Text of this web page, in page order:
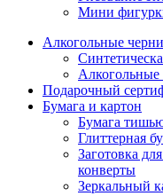
Мини
Алкогольные
Подарочный
Бумага и картон
Бумага
Глиттерная
Заготовка
конверты
Зеркальный